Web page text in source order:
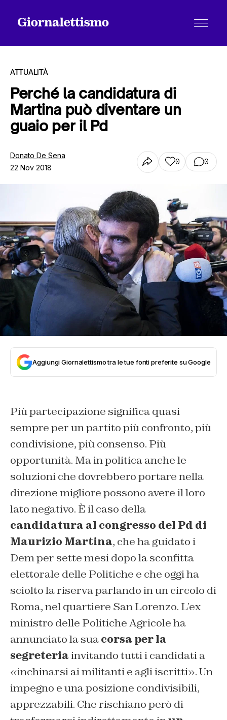
Tutti gli articoli
Chi siamo
ATTUALITÀ
Perché la candidatura di
Martina può diventare un
guaio per il Pd
Donato De Sena
22 Nov 2018
0 0
Aggiungi Giornalettismo tra le tue fonti preferite su Google
Più partecipazione significa quasi
sempre per un partito più confronto, più
condivisione, più consenso. Più
opportunità. Ma in politica anche le
soluzioni che dovrebbero portare nella
direzione migliore possono avere il loro
lato negativo. È il caso della
candidatura al congresso del Pd di
Maurizio Martina, che ha guidato i
Dem per sette mesi dopo la sconfitta
elettorale delle Politiche e che oggi ha
sciolto la riserva parlando in un circolo di
Roma, nel quartiere San Lorenzo. L’ex
ministro delle Politiche Agricole ha
annunciato la suacorsa per la
segreteriainvitando tutti i candidati a
«inchinarsi ai militanti e agli iscritti». Un
impegno e una posizione condivisibili,
apprezzabili. Che rischiano però di